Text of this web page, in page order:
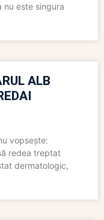
nu este singura
ALB
vopsește:
redea treptat
dermatologic,